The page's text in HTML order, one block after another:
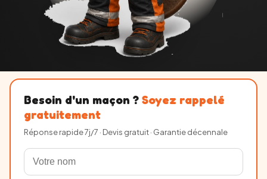
Besoin d'un maçon ? Soyez rappelé
gratuitement
Réponse rapide 7j/7 · Devis gratuit · Garantie décennale